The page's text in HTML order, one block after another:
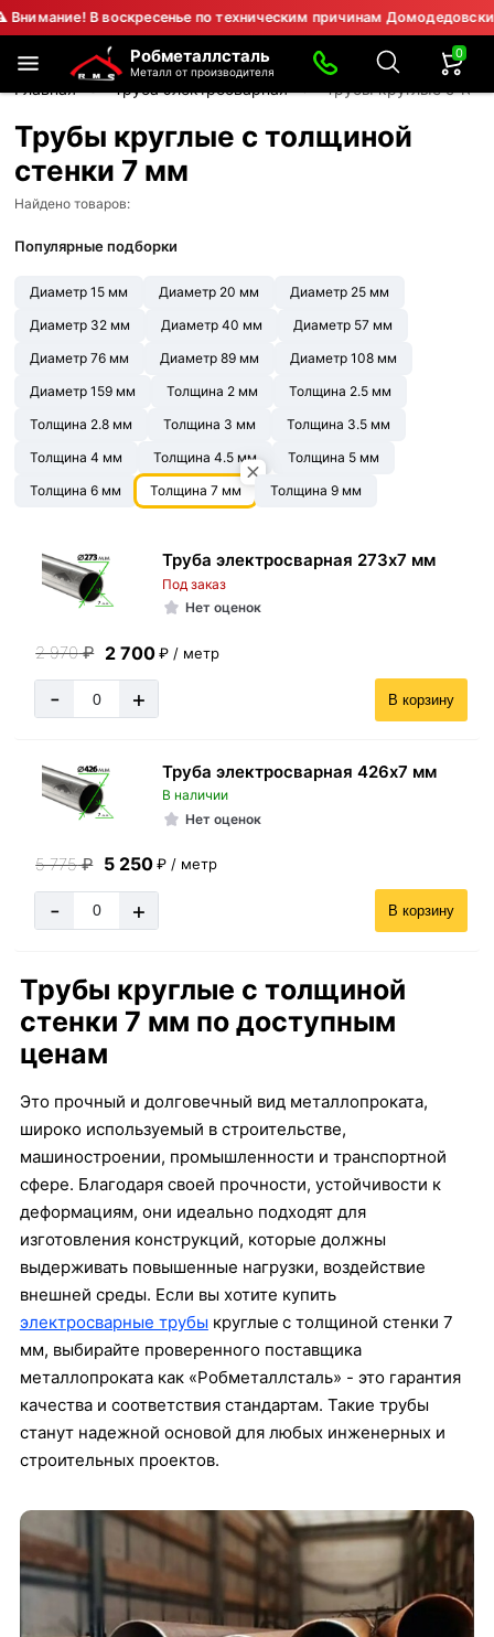
В воскресенье по техническим причинам Домодедовский
Робметаллсталь
Металл от производителя
0
Главная Труба электросварная Трубы круглые с
Трубы круглые с толщиной
стенки 7 мм
Найдено товаров:
Популярные подборки
Диаметр 15 мм Диаметр 20 мм
Диаметр 25 мм
Диаметр 32 мм
Диаметр 40 мм
Диаметр 57 мм
Диаметр 76 мм
Диаметр 89 мм
Диаметр 108 мм
Диаметр 159 мм
Толщина 2 мм
Толщина 2.5 мм
Толщина 2.8 мм
Толщина 3 мм
Толщина 3.5 мм
Толщина 4 мм
Толщина 4.5 мм
Толщина 5 мм
Толщина 6 мм
Толщина 7 мм Толщина 9 мм
Труба электросварная 273х7 мм
Под заказ
Нет оценок
2 970₽ 2 700 ₽ / метр
- + В корзину
Труба электросварная 426х7 мм
В наличии
Нет оценок
5 775₽ 5 250 ₽ / метр
- + В корзину
Трубы круглые с толщиной
стенки 7 мм по доступным
ценам
Это прочный и долговечный вид металлопроката,
широко используемый в строительстве,
машиностроении, промышленности и транспортной
сфере. Благодаря своей прочности, устойчивости к
деформациям, они идеально подходят для
изготовления конструкций, которые должны
выдерживать повышенные нагрузки, воздействие
внешней среды. Если вы хотите купить
электросварные трубы круглые с толщиной стенки 7
мм, выбирайте проверенного поставщика
металлопроката как «Робметаллсталь» - это гарантия
качества и соответствия стандартам. Такие трубы
станут надежной основой для любых инженерных и
строительных проектов.